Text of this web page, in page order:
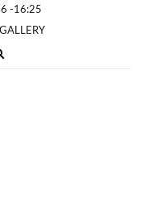
-16:25